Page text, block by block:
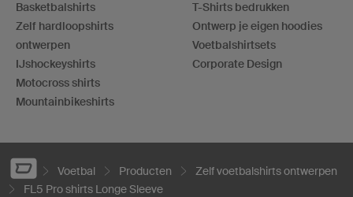
Basketbalshirts
Zelf hardloopshirts
ontwerpen
IJshockeyshirts
Motocross shirts
Mountainbikeshirts
T-Shirts bedrukken
Ontwerp je eigen hoodies
Voetbalshirtsets
Corporate Design
Voetbal Producten
Zelf voetbalshirts ontwerpen
FL5 Pro shirts Longe Sleeve